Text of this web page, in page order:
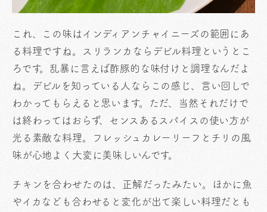
これ、この味はインディアンチャイニーズの範囲にあ
る料理ですね。スリランカならデビル料理というとこ
ろです。乱暴に言えば酢豚的な味付けと調理なんだよ
ね。デビルを知っている人ならこの感じ、言い回しで
わかってもらえると思います。ただ、当然それだけで
は終わってはおらず、センスあるスパイスの使い方が
光る素敵な料理。フレッシュカレーリーフとチリの風
味が心地よく大変に美味しいんです。
チキンを合わせたのは、正解だったみたい。ほかに魚
やイカなども合わせると変化が出て楽しい料理だとも